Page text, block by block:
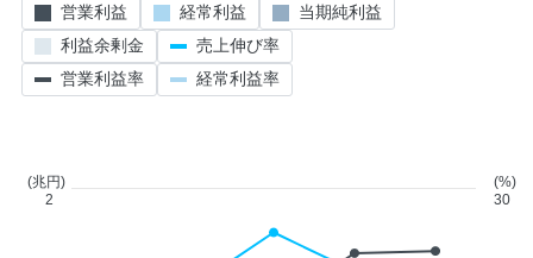
(兆円)
2
(%)
30
営業利益
経常利益
当期純利益
利益余剰金
売上伸び率
営業利益率
経常利益率